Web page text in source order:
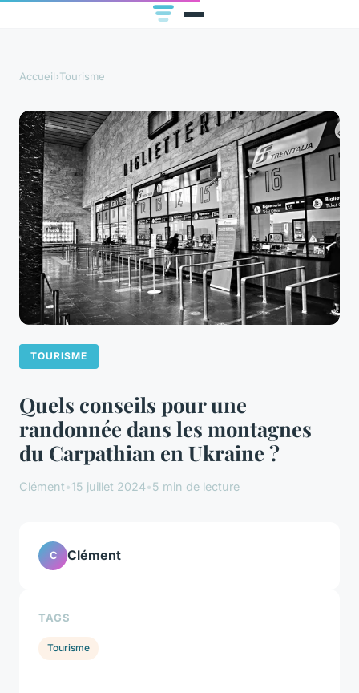
Accueil›Tourisme
TOURISME
Quels conseils pour une
randonnée dans les montagnes
du Carpathian en Ukraine ?
Clément•15 juillet 2024•5 min de lecture
C Clément
TAGS
Tourisme